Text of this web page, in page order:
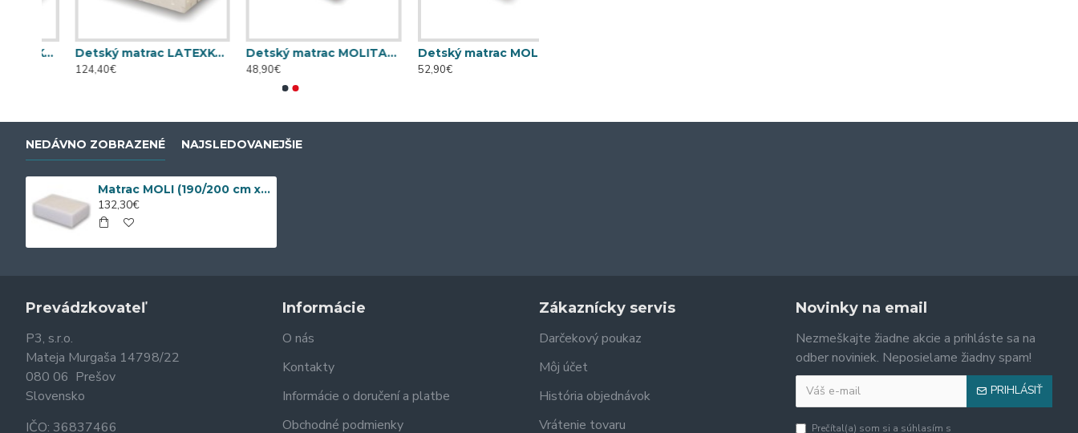
Detský matrac LATEXKO (140 cm x 70 cm)
124,40€
Detský matrac MOLITANKO TOP (120 cm x 60 cm)
48,90€
Detský matrac MOLITANKO TOP (120 cm x 65 cm)
52,90€
NEDÁVNO ZOBRAZENÉ NAJSLEDOVANEJŠIE
Matrac MOLI (190/200 cm x 170 cm)
132,30€
Prevádzkovateľ
P3, s.r.o.
Mateja Murgaša 14798/22
080 06 Prešov
Slovensko
IČO: 36837466
Informácie
O nás
Kontakty
Informácie o doručení a platbe
Obchodné podmienky
Zákaznícky servis
Darčekový poukaz
Môj účet
História objednávok
Vrátenie tovaru
Novinky na email
Nezmeškajte žiadne akcie a prihláste sa na
odber noviniek. Neposielame žiadny spam!
PRIHLÁSIŤ
Prečítal(a) som si a súhlasím s